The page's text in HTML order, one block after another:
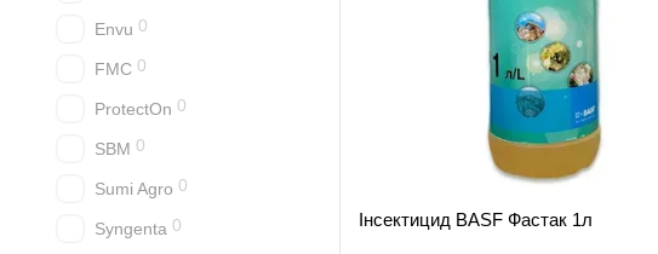
Інсектицид BASF Фастак 1л
Envu 0
FMC 0
ProtectOn 0
SBM 0
Sumi Agro 0
Syngenta 0